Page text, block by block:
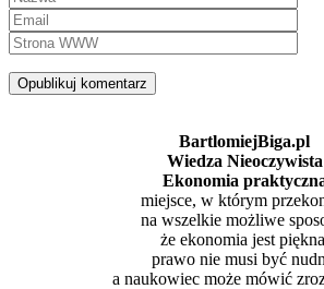
BartlomiejBiga.pl
Wiedza Nieoczywista
Ekonomia
miejsce, w którym
na wszelkie możliwe
że ekonomia jest
prawo nie musi być
a naukowiec może mówić